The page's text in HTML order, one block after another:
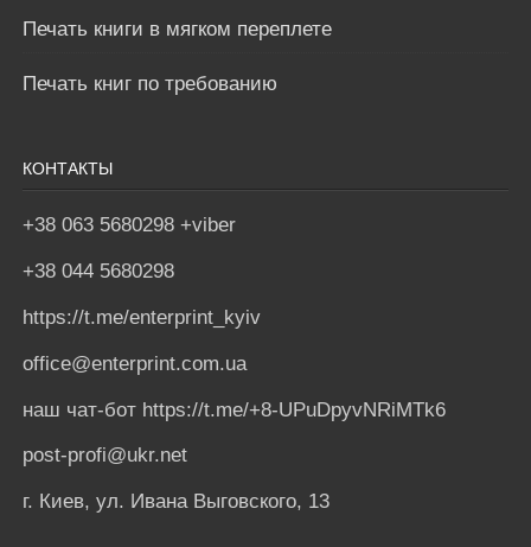
Печать книги в мягком переплете
Печать книг по требованию
КОНТАКТЫ
+38 063 5680298 +viber
+38 044 5680298
https://t.me/enterprint_kyiv
office@enterprint.com.ua
наш чат-бот https://t.me/+8-UPuDpyvNRiMTk6
post-profi@ukr.net
г. Киев, ул. Ивана Выговского, 13